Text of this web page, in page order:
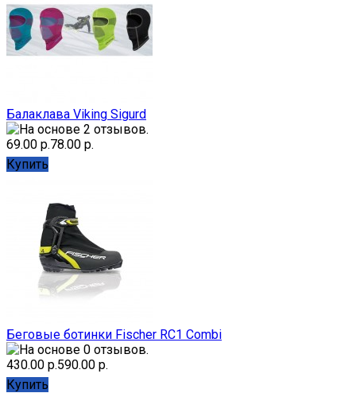
Балаклава Viking Sigurd
69.00 р.78.00 р.
Купить
Беговые ботинки Fischer RC1 Combi
430.00 р.590.00 р.
Купить